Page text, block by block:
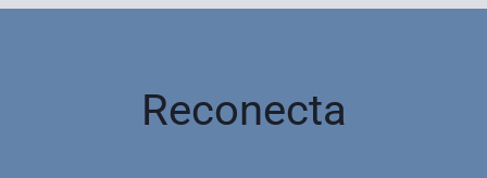
Reconecta